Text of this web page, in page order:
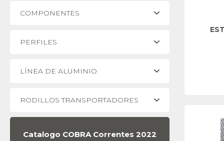
COMPONENTES
PERFILES
LÍNEA DE ALUMINIO
RODILLOS TRANSPORTADORES
Catalogo COBRA Correntes 2022